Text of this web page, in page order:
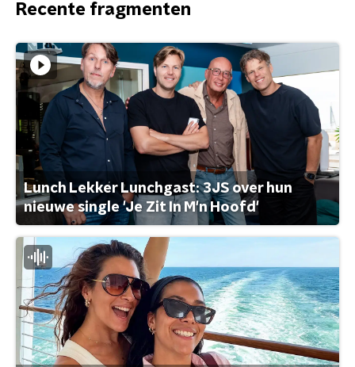
Recente fragmenten
Lunch Lekker Lunchgast: 3JS over hun
nieuwe single 'Je Zit In M'n Hoofd'